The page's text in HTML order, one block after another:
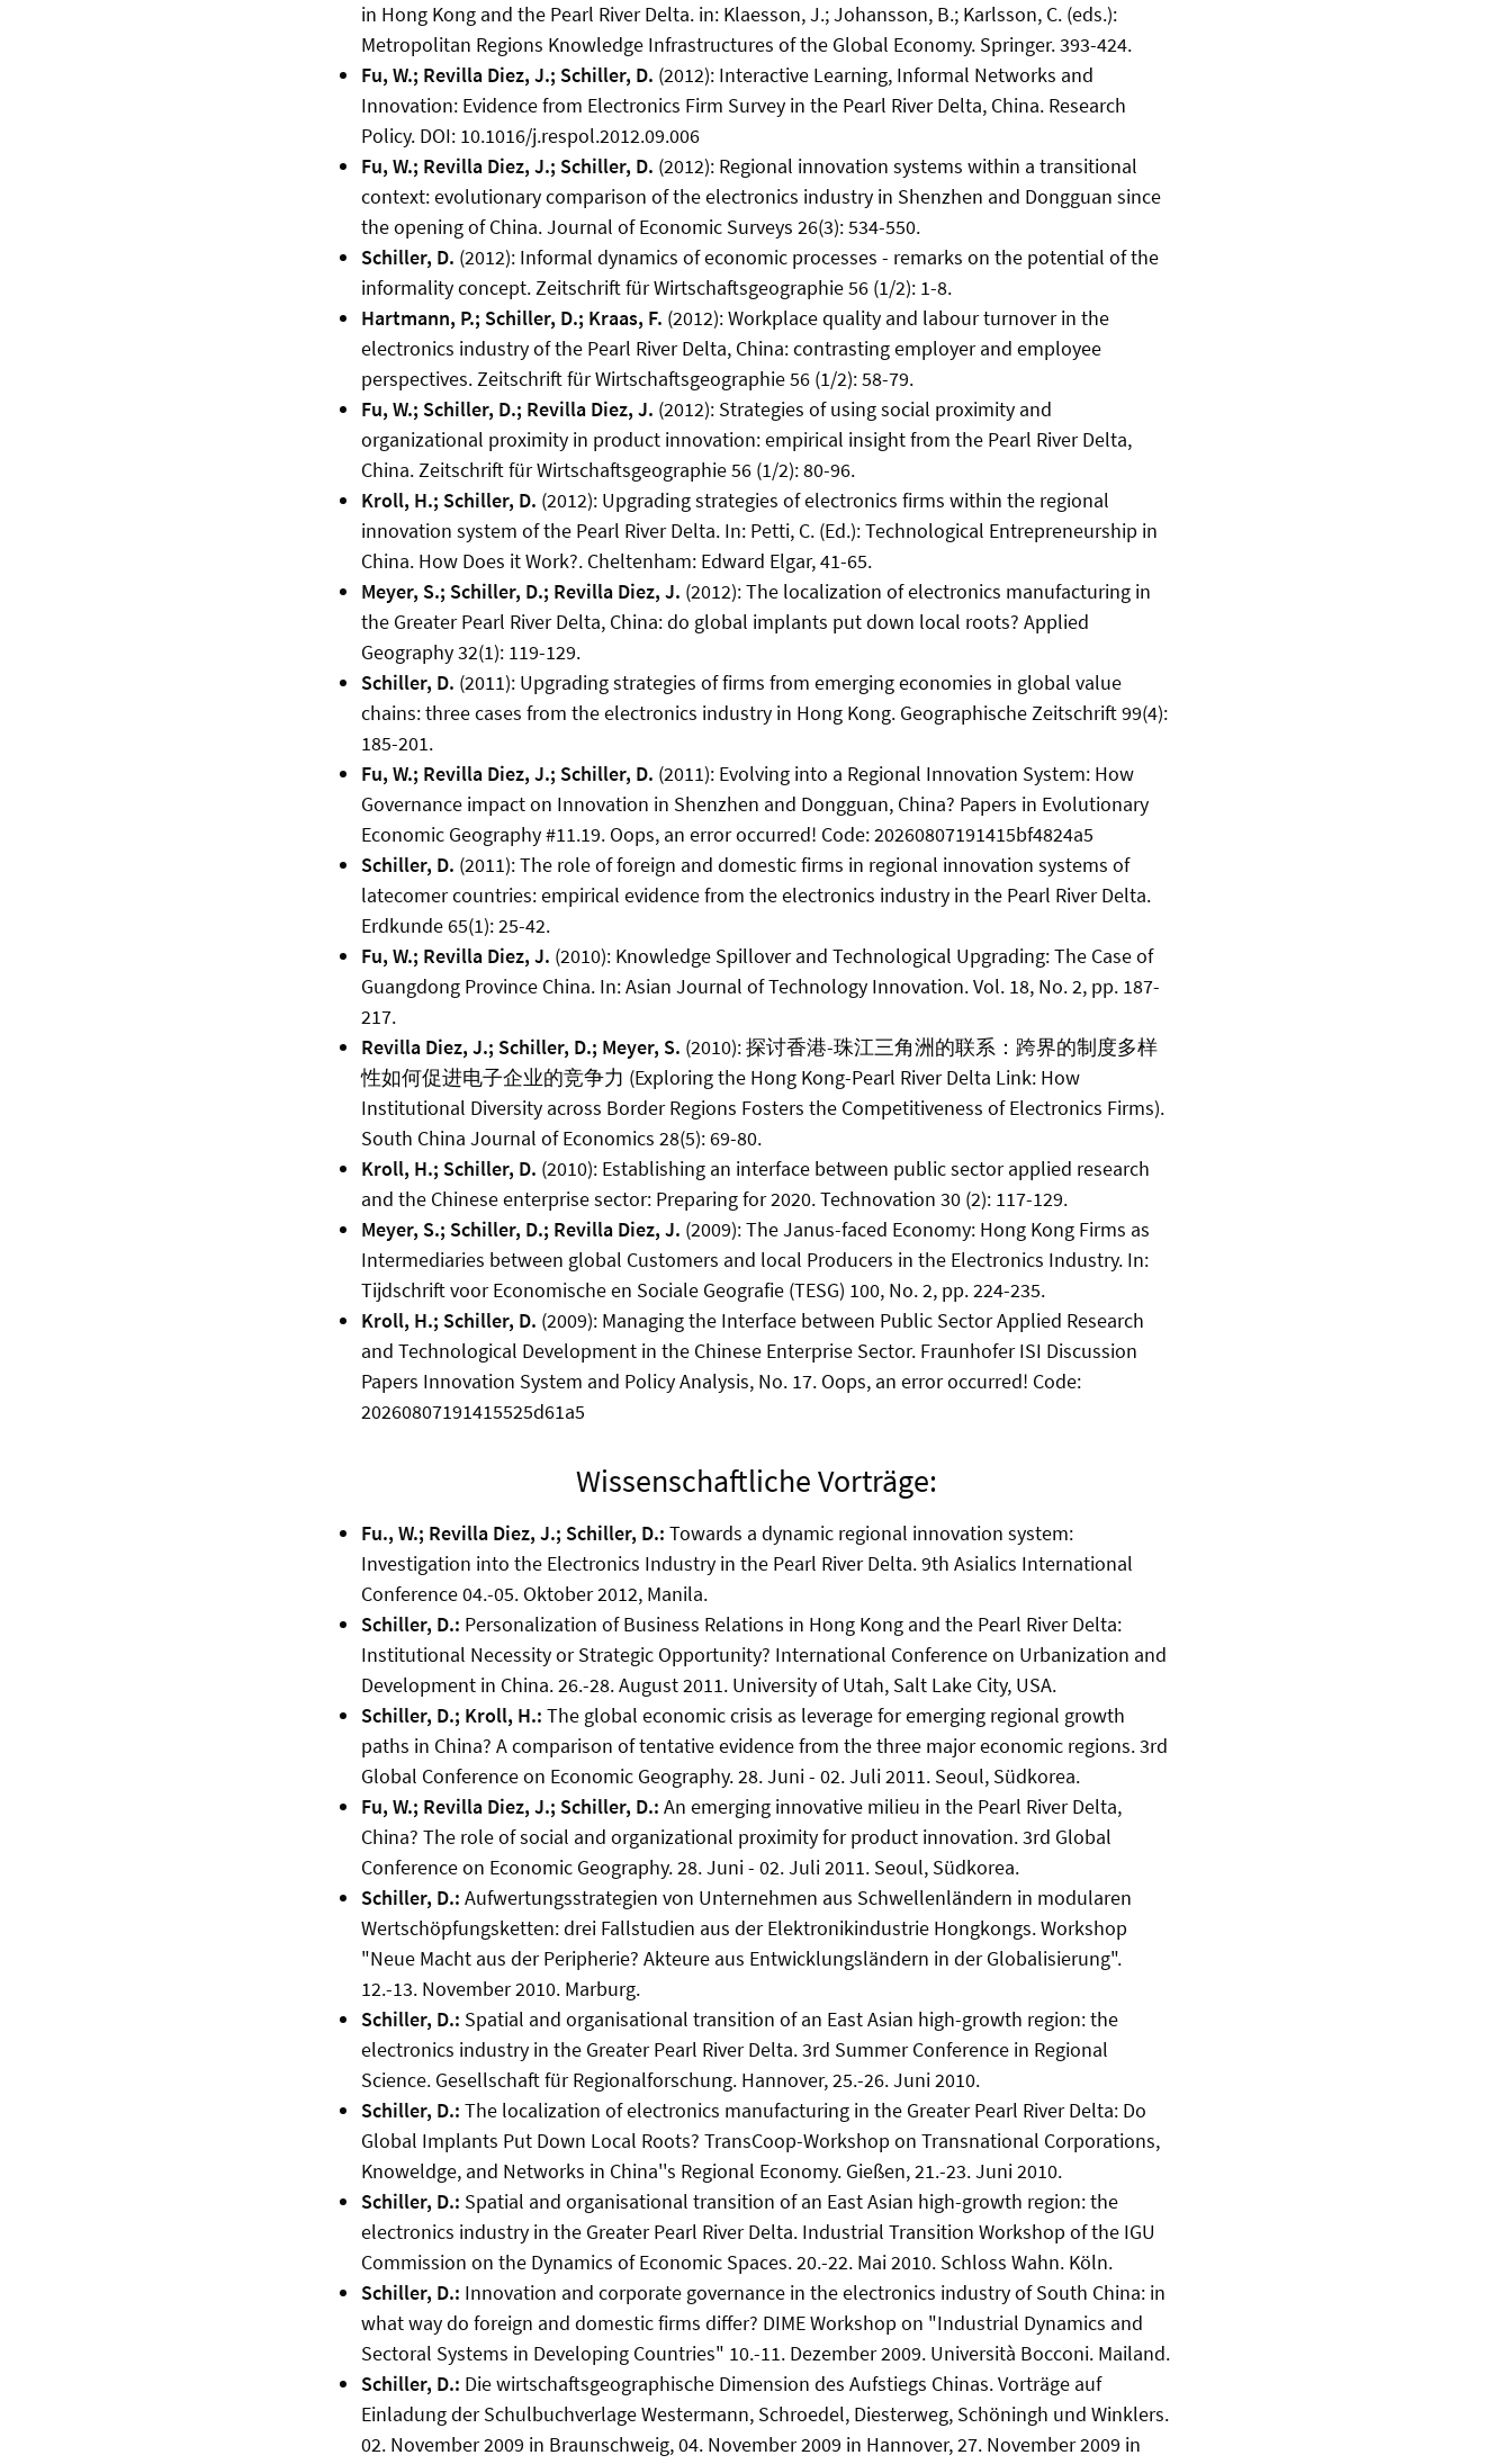
in Hong Kong and the Pearl River Delta. in: Klaesson, J.; Johansson, B.; Karlsson, C. (eds.):
Metropolitan Regions Knowledge Infrastructures of the Global Economy. Springer. 393-424.
Fu, W.; Revilla Diez, J.; Schiller, D. (2012): Interactive Learning, Informal Networks and
Innovation: Evidence from Electronics Firm Survey in the Pearl River Delta, China. Research
Policy. DOI: 10.1016/j.respol.2012.09.006
Fu, W.; Revilla Diez, J.; Schiller, D. (2012): Regional innovation systems within a transitional
context: evolutionary comparison of the electronics industry in Shenzhen and Dongguan since
the opening of China. Journal of Economic Surveys 26(3): 534-550.
Schiller, D. (2012): Informal dynamics of economic processes - remarks on the potential of the
informality concept. Zeitschrift für Wirtschaftsgeographie 56 (1/2): 1-8.
Hartmann, P.; Schiller, D.; Kraas, F. (2012): Workplace quality and labour turnover in the
electronics industry of the Pearl River Delta, China: contrasting employer and employee
perspectives. Zeitschrift für Wirtschaftsgeographie 56 (1/2): 58-79.
Fu, W.; Schiller, D.; Revilla Diez, J. (2012): Strategies of using social proximity and
organizational proximity in product innovation: empirical insight from the Pearl River Delta,
China. Zeitschrift für Wirtschaftsgeographie 56 (1/2): 80-96.
Kroll, H.; Schiller, D. (2012): Upgrading strategies of electronics firms within the regional
innovation system of the Pearl River Delta. In: Petti, C. (Ed.): Technological Entrepreneurship in
China. How Does it Work?. Cheltenham: Edward Elgar, 41-65.
Meyer, S.; Schiller, D.; Revilla Diez, J. (2012): The localization of electronics manufacturing in
the Greater Pearl River Delta, China: do global implants put down local roots? Applied
Geography 32(1): 119-129.
Schiller, D. (2011): Upgrading strategies of firms from emerging economies in global value
chains: three cases from the electronics industry in Hong Kong. Geographische Zeitschrift 99(4):
185-201.
Fu, W.; Revilla Diez, J.; Schiller, D. (2011): Evolving into a Regional Innovation System: How
Governance impact on Innovation in Shenzhen and Dongguan, China? Papers in Evolutionary
Economic Geography #11.19. Oops, an error occurred! Code: 20260807191415bf4824a5
Schiller, D. (2011): The role of foreign and domestic firms in regional innovation systems of
latecomer countries: empirical evidence from the electronics industry in the Pearl River Delta.
Erdkunde 65(1): 25-42.
Fu, W.; Revilla Diez, J. (2010): Knowledge Spillover and Technological Upgrading: The Case of
Guangdong Province China. In: Asian Journal of Technology Innovation. Vol. 18, No. 2, pp. 187-
217.
Revilla Diez, J.; Schiller, D.; Meyer, S. (2010): 探讨香港-珠江三角洲的联系：跨界的制度多样
性如何促进电子企业的竞争力 (Exploring the Hong Kong-Pearl River Delta Link: How
Institutional Diversity across Border Regions Fosters the Competitiveness of Electronics Firms).
South China Journal of Economics 28(5): 69-80.
Kroll, H.; Schiller, D. (2010): Establishing an interface between public sector applied research
and the Chinese enterprise sector: Preparing for 2020. Technovation 30 (2): 117-129.
Meyer, S.; Schiller, D.; Revilla Diez, J. (2009): The Janus-faced Economy: Hong Kong Firms as
Intermediaries between global Customers and local Producers in the Electronics Industry. In:
Tijdschrift voor Economische en Sociale Geografie (TESG) 100, No. 2, pp. 224-235.
Kroll, H.; Schiller, D. (2009): Managing the Interface between Public Sector Applied Research
and Technological Development in the Chinese Enterprise Sector. Fraunhofer ISI Discussion
Papers Innovation System and Policy Analysis, No. 17. Oops, an error occurred! Code:
20260807191415525d61a5
Wissenschaftliche Vorträge:
Fu., W.; Revilla Diez, J.; Schiller, D.: Towards a dynamic regional innovation system:
Investigation into the Electronics Industry in the Pearl River Delta. 9th Asialics International
Conference 04.-05. Oktober 2012, Manila.
Schiller, D.: Personalization of Business Relations in Hong Kong and the Pearl River Delta:
Institutional Necessity or Strategic Opportunity? International Conference on Urbanization and
Development in China. 26.-28. August 2011. University of Utah, Salt Lake City, USA.
Schiller, D.; Kroll, H.: The global economic crisis as leverage for emerging regional growth
paths in China? A comparison of tentative evidence from the three major economic regions. 3rd
Global Conference on Economic Geography. 28. Juni - 02. Juli 2011. Seoul, Südkorea.
Fu, W.; Revilla Diez, J.; Schiller, D.: An emerging innovative milieu in the Pearl River Delta,
China? The role of social and organizational proximity for product innovation. 3rd Global
Conference on Economic Geography. 28. Juni - 02. Juli 2011. Seoul, Südkorea.
Schiller, D.: Aufwertungsstrategien von Unternehmen aus Schwellenländern in modularen
Wertschöpfungsketten: drei Fallstudien aus der Elektronikindustrie Hongkongs. Workshop
"Neue Macht aus der Peripherie? Akteure aus Entwicklungsländern in der Globalisierung".
12.-13. November 2010. Marburg.
Schiller, D.: Spatial and organisational transition of an East Asian high-growth region: the
electronics industry in the Greater Pearl River Delta. 3rd Summer Conference in Regional
Science. Gesellschaft für Regionalforschung. Hannover, 25.-26. Juni 2010.
Schiller, D.: The localization of electronics manufacturing in the Greater Pearl River Delta: Do
Global Implants Put Down Local Roots? TransCoop-Workshop on Transnational Corporations,
Knoweldge, and Networks in China''s Regional Economy. Gießen, 21.-23. Juni 2010.
Schiller, D.: Spatial and organisational transition of an East Asian high-growth region: the
electronics industry in the Greater Pearl River Delta. Industrial Transition Workshop of the IGU
Commission on the Dynamics of Economic Spaces. 20.-22. Mai 2010. Schloss Wahn. Köln.
Schiller, D.: Innovation and corporate governance in the electronics industry of South China: in
what way do foreign and domestic firms differ? DIME Workshop on "Industrial Dynamics and
Sectoral Systems in Developing Countries" 10.-11. Dezember 2009. Università Bocconi. Mailand.
Schiller, D.: Die wirtschaftsgeographische Dimension des Aufstiegs Chinas. Vorträge auf
Einladung der Schulbuchverlage Westermann, Schroedel, Diesterweg, Schöningh und Winklers.
02. November 2009 in Braunschweig, 04. November 2009 in Hannover, 27. November 2009 in